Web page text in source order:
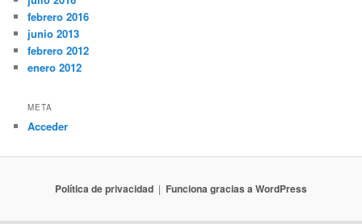
febrero 2016
junio 2013
febrero 2012
enero 2012
META
Acceder
Política de privacidad Funciona gracias a WordPress